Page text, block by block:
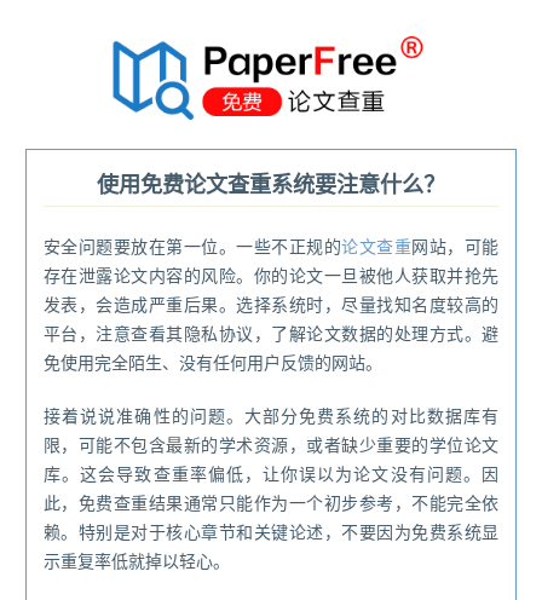
使用免费论文查重系统要注意什么？
安全问题要放在第一位。一些不正规的论文查重网站，可能
存在泄露论文内容的风险。你的论文一旦被他人获取并抢先
发表，会造成严重后果。选择系统时，尽量找知名度较高的
平台，注意查看其隐私协议，了解论文数据的处理方式。避
免使用完全陌生、没有任何用户反馈的网站。
接着说说准确性的问题。大部分免费系统的对比数据库有
限，可能不包含最新的学术资源，或者缺少重要的学位论文
库。这会导致查重率偏低，让你误以为论文没有问题。因
此，免费查重结果通常只能作为一个初步参考，不能完全依
赖。特别是对于核心章节和关键论述，不要因为免费系统显
示重复率低就掉以轻心。